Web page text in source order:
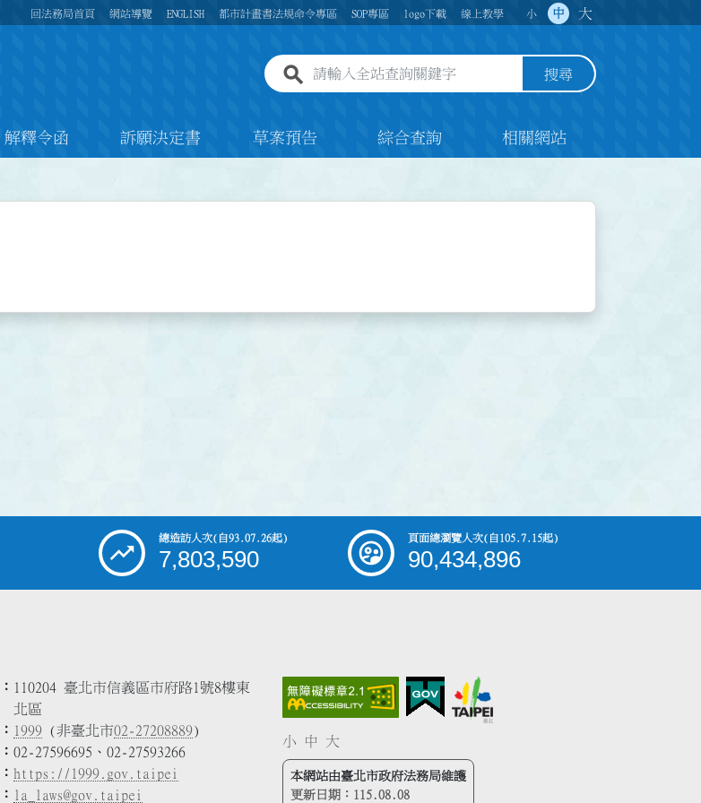
回法務局首頁 網站導覽 ENGLISH 都市計畫書法規命令專區 SOP專區 logo下載 線上教學 小 中 大
全站查詢關鍵字欄位 搜尋
解釋令函 訴願決定書 草案預告 綜合查詢 相關網站
總造訪人次(自93.07.26起)
7,803,590
頁面總瀏覽人次(自105.7.15起)
90,434,896
110204 臺北市信義區市府路1號8樓東
北區
1999 (非臺北市02-27208889)
02-27596695、02-27593266
https://1999.gov.taipei
la_laws@gov.taipei
小 中 大
本網站由臺北市政府法務局維護
更新日期： 115.08.08